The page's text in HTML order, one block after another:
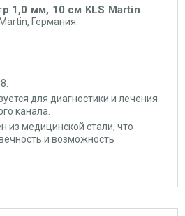
1,0 мм, 10 см KLS Martin
Германия.
для диагностики и лечения
канала.
из медицинской стали, что
и возможность